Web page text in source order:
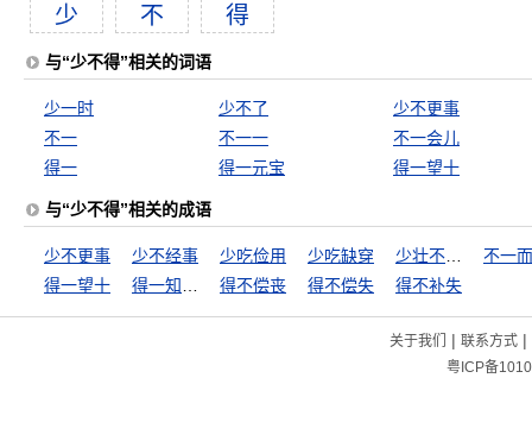
少 不 得
与“少不得”相关的词语
少一时 少不了
少不更事
不一
不一一
不一会儿
得一
得一元宝 得一望十
与“少不得”相关的成语
少不更事 少不经事 少吃俭用 少吃缺穿
不一
得一望十
得不偿丧 得不偿失 得不补失
关于我们 | 联系方式|
粤ICP备